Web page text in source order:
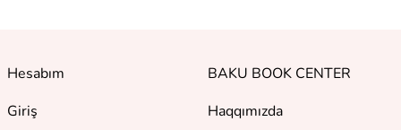
Hesabım
Giriş
BAKU BOOK CENTER
Haqqımızda